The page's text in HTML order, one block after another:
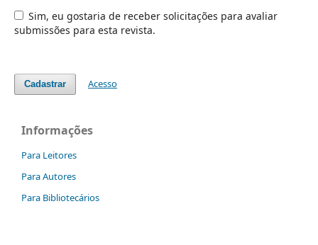
Sim, eu gostaria de receber solicitações para avaliar
submissões para esta revista.
Cadastrar Acesso
Informações
Para Leitores
Para Autores
Para Bibliotecários